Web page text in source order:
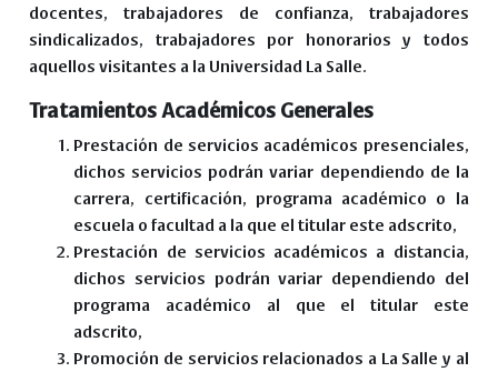
docentes, trabajadores de confianza, trabajadores
sindicalizados, trabajadores por honorarios y todos
aquellos visitantes a la Universidad La Salle.
Tratamientos Académicos Generales
Prestación de servicios académicos presenciales,
dichos servicios podrán variar dependiendo de la
carrera, certificación, programa académico o la
escuela o facultad a la que el titular este adscrito,
Prestación de servicios académicos a distancia,
dichos servicios podrán variar dependiendo del
programa académico al que el titular este
adscrito,
Promoción de servicios relacionados a La Salle y al